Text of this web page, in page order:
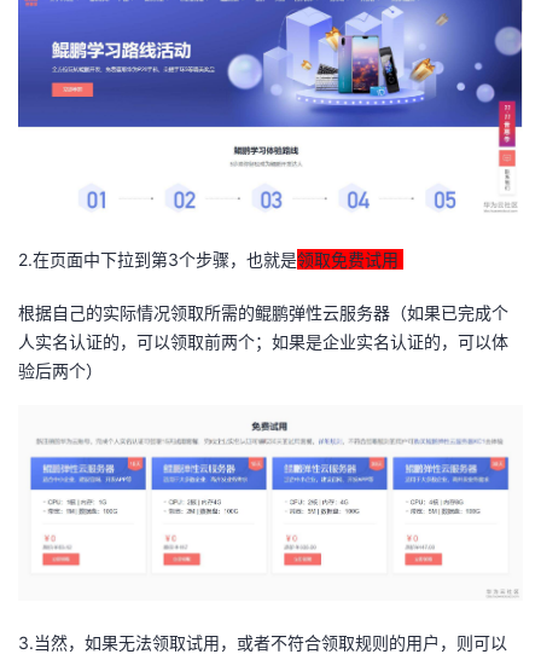
注
学
堂
的
课
程
我
的
认
我
的
我
持
我
技
术
支
的
云
声
2.在页面中下拉到第3个步骤，也就是领取免费试用
根据自己的实际情况领取所需的鲲鹏弹性云服务器（如果已完成个
人实名认证的，可以领取前两个；如果是企业实名认证的，可以体
验后两个）
3.当然，如果无法领取试用，或者不符合领取规则的用户，则可以